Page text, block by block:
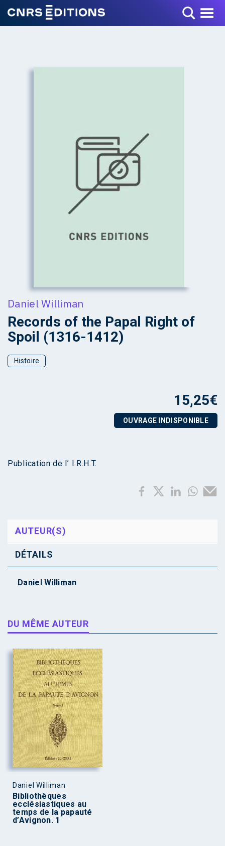
Toggle Menu
Daniel Williman
Records of the Papal Right of
Spoil (1316-1412)
Histoire
15,25€
OUVRAGE INDISPONIBLE
Publication de l’ I.R.H.T.
AUTEUR(S)
DÉTAILS
Daniel Williman
DU MÊME AUTEUR
Daniel Williman
Bibliothèques
ecclésiastiques au
temps de la papauté
d’Avignon. 1